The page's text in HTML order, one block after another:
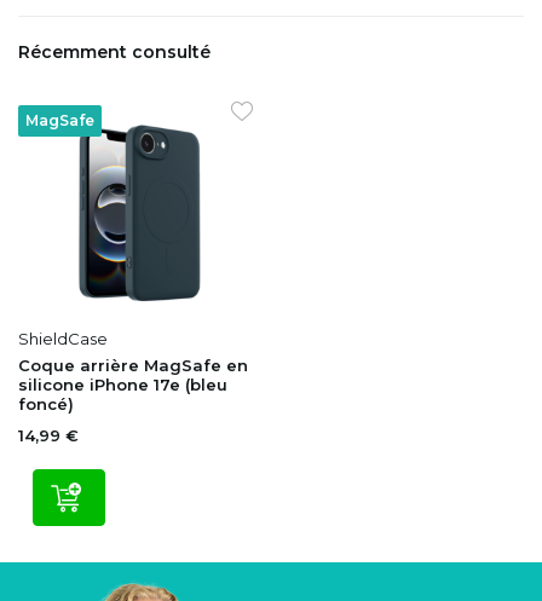
Récemment consulté
MagSafe
ShieldCase
Coque arrière MagSafe en
silicone iPhone 17e (bleu
foncé)
14,99 €